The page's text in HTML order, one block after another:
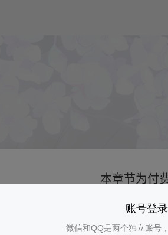
账号登录
微信和QQ是两个独立账号